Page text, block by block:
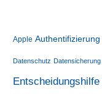
Apple Authentifizierung
Datenschutz Datensicherung
Entscheidungshilfe